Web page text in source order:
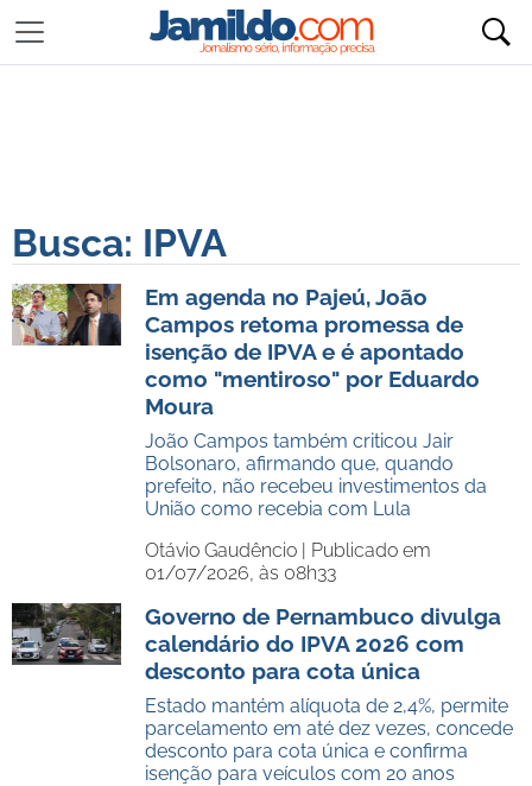
Busca: IPVA
Em agenda no Pajeú, João
Campos retoma promessa de
isenção de IPVA e é apontado
como "mentiroso" por Eduardo
Moura
João Campos também criticou Jair
Bolsonaro, afirmando que, quando
prefeito, não recebeu investimentos da
União como recebia com Lula
Otávio Gaudêncio | Publicado em
01/07/2026, às 08h33
Governo de Pernambuco divulga
calendário do IPVA 2026 com
desconto para cota única
Estado mantém alíquota de 2,4%, permite
parcelamento em até dez vezes, concede
desconto para cota única e confirma
isenção para veículos com 20 anos